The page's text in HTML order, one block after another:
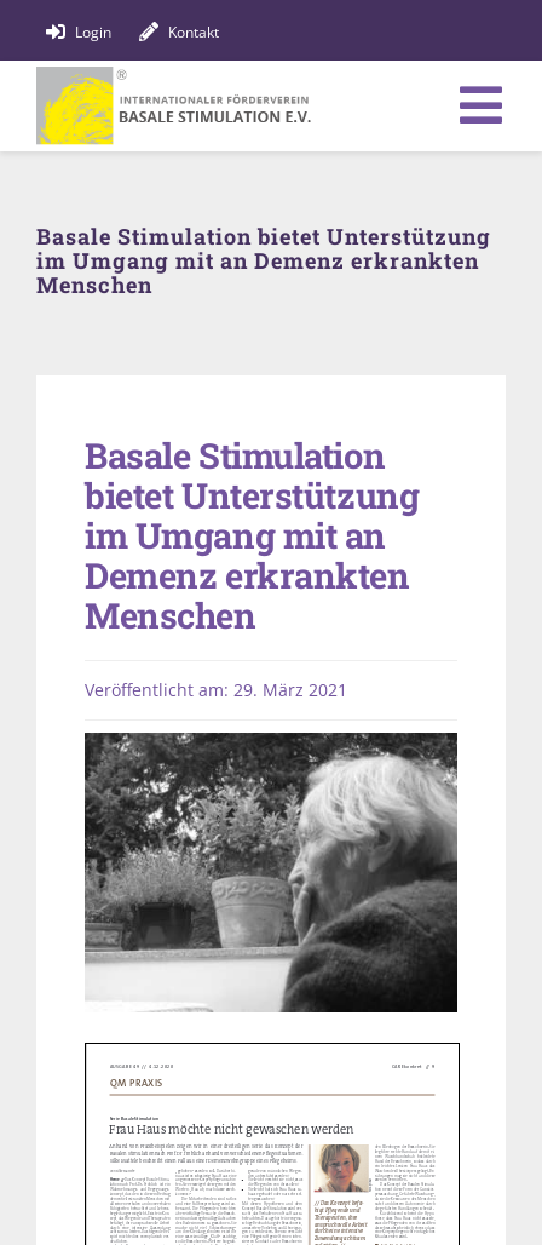
Inhalt
springen
Login Kontakt
Bildung
Basale Stimulation bietet Unterstützung
im Umgang mit an Demenz erkrankten
Menschen
Basale Stimulation
bietet Unterstützung
im Umgang mit an
Demenz erkrankten
Menschen
Veröffentlicht am: 29. März 2021